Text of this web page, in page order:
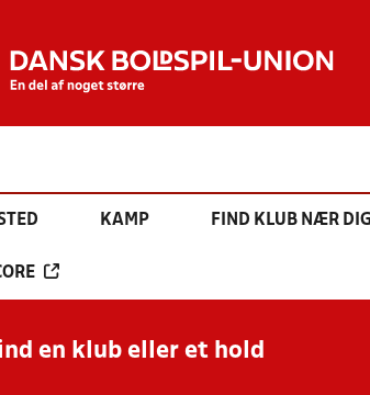
KAMP FIND KLUB NÆR DIG
en klub eller et hold